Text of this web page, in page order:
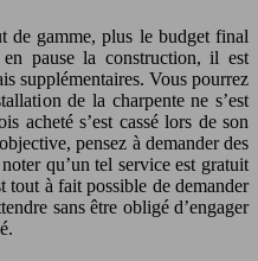
de gamme, plus le budget final
pause la construction, il est
supplémentaires. Vous pourrez
de la charpente ne s’est
acheté s’est cassé lors de son
pensez à demander des
qu’un tel service est gratuit
tout à fait possible de demander
sans être obligé d’engager